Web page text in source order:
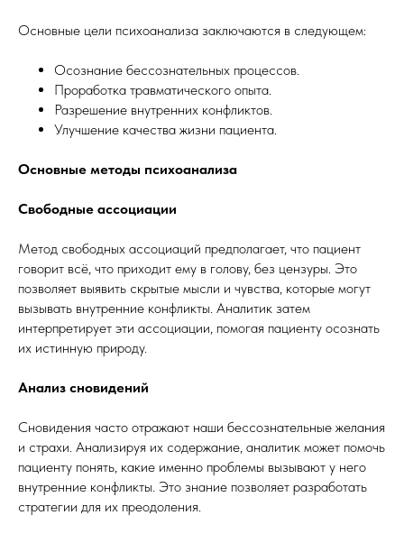
Основные цели психоанализа заключаются в следующем:
Осознание бессознательных процессов.
Проработка травматического опыта.
Разрешение внутренних конфликтов.
Улучшение качества жизни пациента.
Основные методы психоанализа
Свободные ассоциации
Метод свободных ассоциаций предполагает, что пациент
говорит всё, что приходит ему в голову, без цензуры. Это
позволяет выявить скрытые мысли и чувства, которые могут
вызывать внутренние конфликты. Аналитик затем
интерпретирует эти ассоциации, помогая пациенту осознать
их истинную природу.
Анализ сновидений
Сновидения часто отражают наши бессознательные желания
и страхи. Анализируя их содержание, аналитик может помочь
пациенту понять, какие именно проблемы вызывают у него
внутренние конфликты. Это знание позволяет разработать
стратегии для их преодоления.